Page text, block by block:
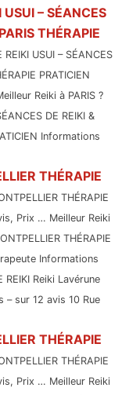
– SÉANCES
THÉRAPIE
REIKI USUI – SÉANCES
PRATICIEN
Reiki à PARIS ?
DE REIKI &
Informations
THÉRAPIE
THÉRAPIE
Prix … Meilleur Reiki
THÉRAPIE
Informations
REIKI Reiki Lavérune
sur 12 avis 10 Rue
THÉRAPIE
THÉRAPIE
Prix … Meilleur Reiki